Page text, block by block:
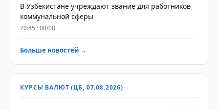
В Узбекистане учреждают звание для работников
коммунальной сферы
20:45 · 08/08
Больше новостей →
КУРСЫ ВАЛЮТ (ЦБ, 07.08.2026)